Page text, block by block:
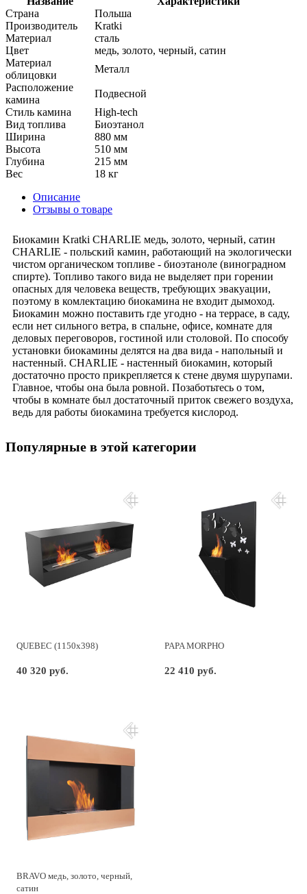
Страна
Польша
Производитель
Kratki
Материал
сталь
Цвет
медь, золото, черный, сатин
Материал
облицовки
Металл
Расположение
камина
Подвесной
Стиль камина
High-tech
Вид топлива
Биоэтанол
Ширина
880 мм
Высота
510 мм
Глубина
215 мм
Вес
18 кг
Описание
Отзывы о товаре
Биокамин Kratki CHARLIE медь, золото, черный, сатин
CHARLIE - польский камин, работающий на экологически
чистом органическом топливе - биоэтаноле (виноградном
спирте). Топливо такого вида не выделяет при горении
опасных для человека веществ, требующих эвакуации,
поэтому в комлектацию биокамина не входит дымоход.
Биокамин можно поставить где угодно - на террасе, в саду,
если нет сильного ветра, в спальне, офисе, комнате для
деловых переговоров, гостиной или столовой. По способу
установки биокамины делятся на два вида - напольный и
настенный. CHARLIE - настенный биокамин, который
достаточно просто прикрепляется к стене двумя шурупами.
Главное, чтобы она была ровной. Позаботьтесь о том,
чтобы в комнате был достаточный приток свежего воздуха,
ведь для работы биокамина требуется кислород.
Популярные в этой категории
QUEBEC (1150x398)
40 320 руб.
PAPA MORPHO
22 410 руб.
BRAVO медь, золото, черный,
сатин